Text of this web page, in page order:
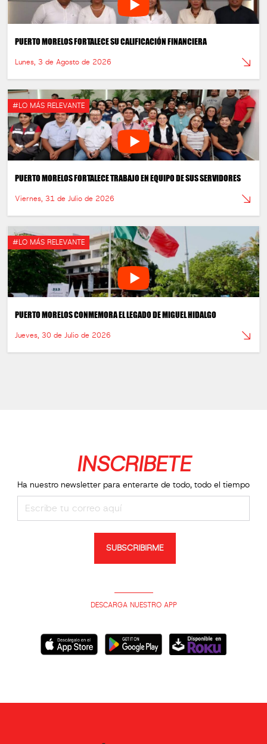
PUERTO MORELOS FORTALECE SU CALIFICACIÓN FINANCIERA
Lunes, 3 de Agosto de 2026
#LO MÁS RELEVANTE
PUERTO MORELOS FORTALECE TRABAJO EN EQUIPO DE SUS SERVIDORES
Viernes, 31 de Julio de 2026
#LO MÁS RELEVANTE
PUERTO MORELOS CONMEMORA EL LEGADO DE MIGUEL HIDALGO
Jueves, 30 de Julio de 2026
INSCRIBETE
Ha nuestro newsletter para enterarte de todo, todo el tiempo
SUBSCRIBIRME
DESCARGA NUESTRO APP